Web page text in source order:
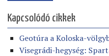
Kapcsolódó cikkek
Geotúra a Koloska-
Visegrádi-hegység: